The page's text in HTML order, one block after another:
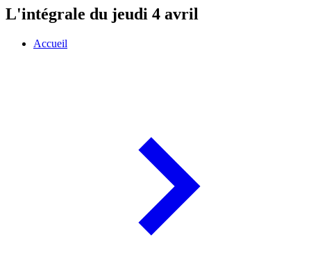
L'intégrale du jeudi 4 avril
Accueil